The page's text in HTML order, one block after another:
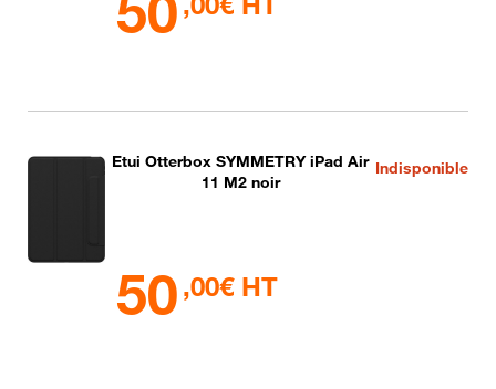
Indisponible
Etui Otterbox SYMMETRY iPad Air
11 M2 noir
50 ,00€ HT